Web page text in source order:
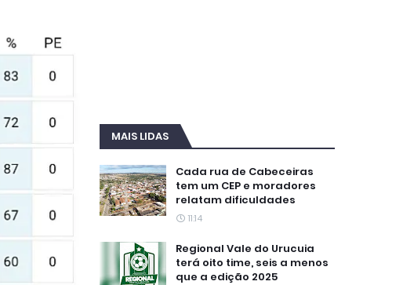
MAIS LIDAS
Cada rua de Cabeceiras
tem um CEP e moradores
relatam dificuldades
11:14
Regional Vale do Urucuia
terá oito time, seis a menos
que a edição 2025